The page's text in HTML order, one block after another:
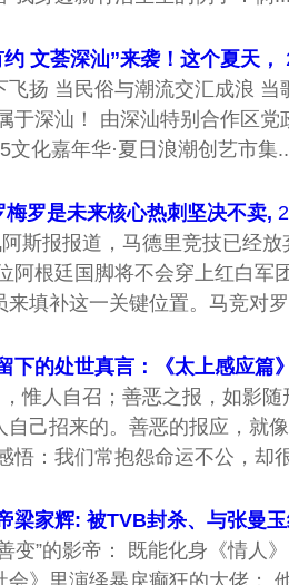
文荟深汕”来袭！这个夏天，
飞扬 当民俗与潮流交汇成浪 当
深汕！ 由深汕特别合作区党
文化嘉年华·夏日浪潮创艺市集
梅罗是未来核心热刺坚决不卖,
斯报报道，马德里竞技已经
阿根廷国脚将不会穿上红白军
来填补这一关键位置。马竞对
下的处世真言：《太上感应篇
惟人自召；善恶之报，如影
自己招来的。善恶的报应，就
悟：我们常抱怨命运不公，却
梁家辉: 被TVB封杀、与张曼
变”的影帝： 既能化身《情人
会》里演绎暴戾癫狂的大佬；